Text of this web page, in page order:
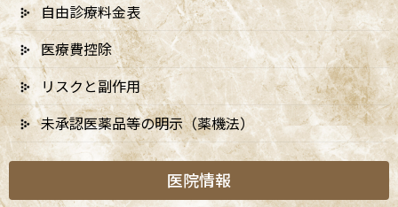
自由診療料金表
医療費控除
リスクと副作用
未承認医薬品等の明示（薬機法）
医院情報